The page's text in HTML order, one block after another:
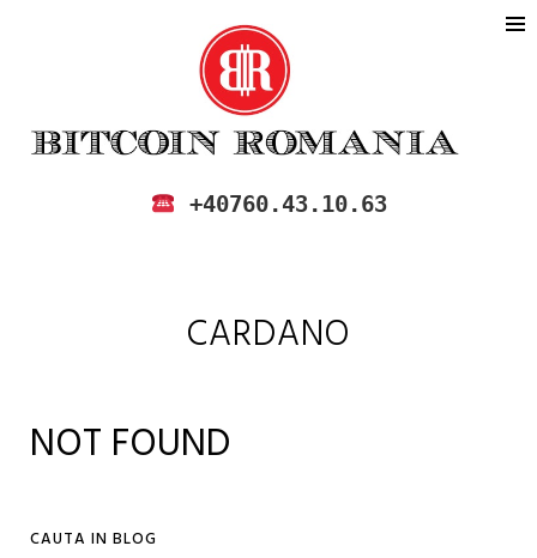
BITCOIN ROMANIA
CUMPARA SI VINDE BITCOIN IN
+40760.43.10.63
CARDANO
NOT FOUND
CAUTA IN BLOG